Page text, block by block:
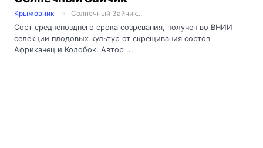
Крыжовник
Солнечный Зайчик...
Сорт среднепозднего срока созревания, получен во ВНИИ
селекции плодовых культур от скрещивания сортов
Африканец и Колобок. Автор ...